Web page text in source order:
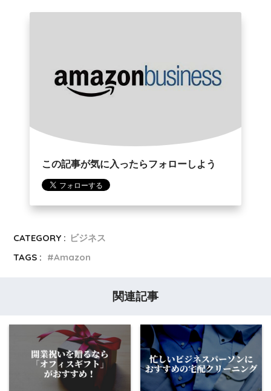
この記事が気に入ったらフォローしよう
CATEGORY : ビジネス
TAGS :
Amazon
関連記事